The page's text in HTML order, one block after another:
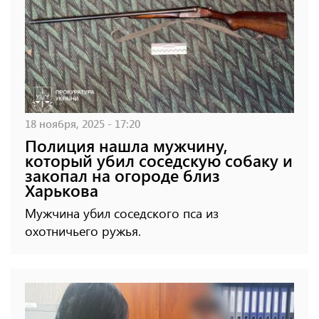
18 ноября, 2025 - 17:20
Полиция нашла мужчину,
который убил соседскую собаку и
закопал на огороде близ
Харькова
Мужчина убил соседского пса из
охотничьего ружья.